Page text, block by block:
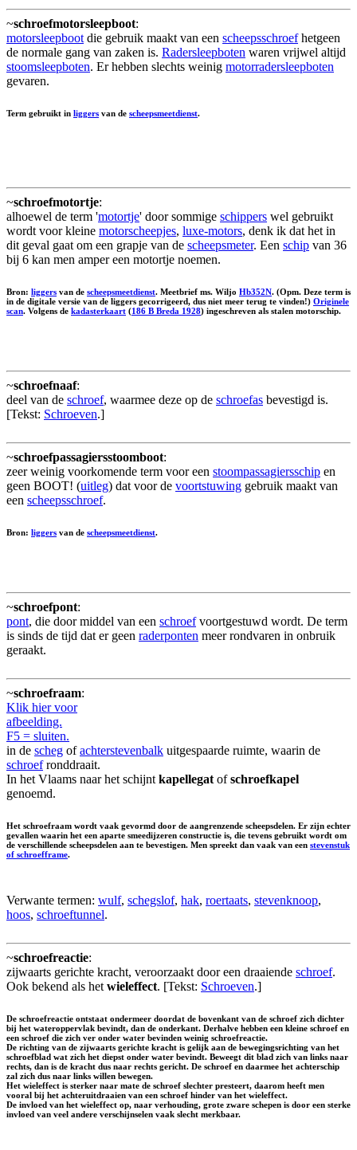
~schroefmotorsleepboot:
motorsleepboot die gebruik maakt van een scheepsschroefhetgeen
de normale gang van zaken is. Radersleepboten waren vrijwel altijd
stoomsleepboten. Er hebben slechts weinig motorradersleepboten
gevaren.
Term gebruikt in liggers van de scheepsmeetdienst.
~schroefmotortje:
alhoewel de term 'motortje' door sommige schippers wel gebruikt
wordt voor kleine motorscheepjes, luxe-motors, denk ik dat het in
dit geval gaat om een grapje van de scheepsmeter. Een schip van 36
bij 6 kan men amper een motortje noemen.
Bron: liggers van de scheepsmeetdienst. Meetbrief ms. Wiljo Hb352N. (Opm. Deze term is
in de digitale versie van de liggers gecorrigeerd, dus niet meer terug te vinden!) Originele
scan. Volgens de kadasterkaart (186 B Breda 1928) ingeschreven als stalen motorschip.
~schroefnaaf:
deel van de schroef, waarmee deze op de schroefas bevestigd is.
[Tekst: Schroeven.]
~schroefpassagiersstoomboot:
zeer weinig voorkomende term voor een stoompassagiersschip en
geen BOOT! (uitleg) dat voor de voortstuwing gebruik maakt van
een scheepsschroef.
Bron: liggers van de scheepsmeetdienst.
~schroefpont:
pont, die door middel van een schroefvoortgestuwd wordt. De term
is sinds de tijd dat er geen raderponten meer rondvaren in onbruik
geraakt.
~schroefraam:
Klik hier voor
afbeelding.
F5 = sluiten.
in de scheg ofachterstevenbalk uitgespaarde ruimte, waarin de
schroefronddraait.
In het Vlaams naar het schijnt kapellegat ofschroefkapel
genoemd.
Het schroefraam wordt vaak gevormd door de aangrenzende scheepsdelen. Er zijn echter
gevallen waarin het een aparte smeedijzeren constructie is, die tevens gebruikt wordt om
de verschillende scheepsdelen aan te bevestigen. Men spreekt dan vaak van een stevenstuk
of schroefframe.
Verwante termen: wulf, schegslof, hak, roertaats, stevenknoop,
hoos, schroeftunnel.
~schroefreactie:
zijwaarts gerichte kracht, veroorzaakt door een draaiende schroef.
Ook bekend als het wieleffect. [Tekst: Schroeven.]
De schroefreactie ontstaat ondermeer doordat de bovenkant van de schroef zich dichter
bij het wateroppervlak bevindt, dan de onderkant. Derhalve hebben een kleine schroef en
een schroef die zich ver onder water bevinden weinig schroefreactie.
De richting van de zijwaarts gerichte kracht is gelijk aan de bewegingsrichting van het
schroefblad wat zich het diepst onder water bevindt. Beweegt dit blad zich van links naar
rechts, dan is de kracht dus naar rechts gericht. De schroef en daarmee het achterschip
zal zich dus naar links willen bewegen.
Het wieleffect is sterker naar mate de schroef slechter presteert, daarom heeft men
vooral bij het achteruitdraaien van een schroef hinder van het wieleffect.
De invloed van het wieleffect op, naar verhouding, grote zware schepen is door een sterke
invloed van veel andere verschijnselen vaak slecht merkbaar.